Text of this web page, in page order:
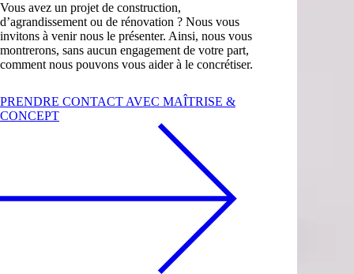
Nos terrains disponiblesConsultez nos terrains disponibles à la
Les réglementations
Vous avez un projet de construction,
d’agrandissement ou de rénovation ? Nous vous
invitons à venir nous le présenter. Ainsi, nous vous
montrerons, sans aucun engagement de votre part,
comment nous pouvons vous aider à le concrétiser.
PRENDRE CONTACT AVEC MAÎTRISE &
CONCEPT